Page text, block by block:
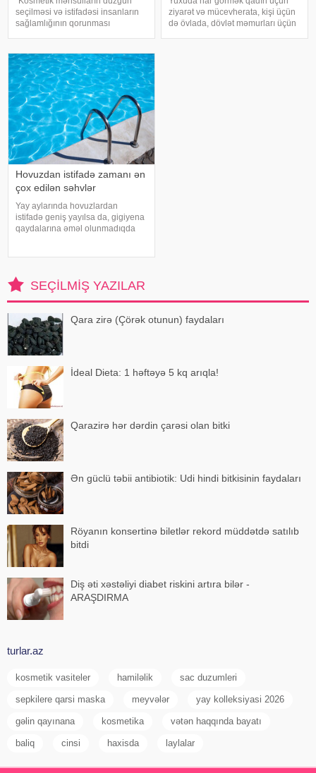
seçilməsi və istifadəsi insanların
sağlamlığının qorunması
Səhiyyə Nazirliyinin rəsmi
"Instagram" hesabınd
ziyarət və mücevherata, kişi üçün
də övlada, dövlət məmurları üçün
Hovuzdan istifadə zamanı ən
çox edilən səhvlər
Yay aylarında hovuzlardan
istifadə geniş yayılsa da, gigiyena
qaydalarına əməl olunmadıqda
kənarınd
SEÇILMIŞ YAZILAR
Qara zirə (Çörək otunun) faydaları
İdeal Dieta: 1 həftəyə 5 kq arıqla!
Qarazirə hər dərdin çarəsi olan bitki
Ən güclü təbii antibiotik: Udi hindi bitkisinin faydaları
Röyanın konsertinə biletlər rekord müddətdə satılıb
bitdi
Diş əti xəstəliyi diabet riskini artıra bilər -
ARAŞDIRMA
turlar.az
kosmetik vasiteler hamiləlik sac duzumleri
sepkilere qarsi maska meyvələr yay kolleksiyasi 2026
gəlin qayınana kosmetika vətən haqqında bayatı
baliq cinsi haxisda laylalar